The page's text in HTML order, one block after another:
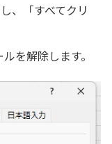
、「すべてクリ
を解除します。